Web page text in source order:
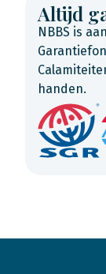
Altijd
NBBS is
handen.